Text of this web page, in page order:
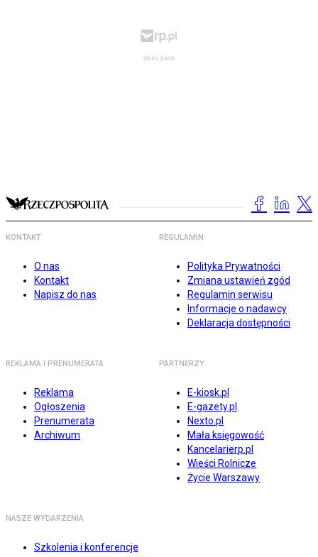
KONTAKT
O nas
Kontakt
Napisz do nas
REGULAMIN
Polityka Prywatności
Zmiana ustawień zgód
Regulamin serwisu
Informacje o nadawcy
Deklaracja dostępności
REKLAMA I PRENUMERATA
Reklama
Ogłoszenia
Prenumerata
Archiwum
PARTNERZY
E-kiosk.pl
E-gazety.pl
Nexto.pl
Mała księgowość
Kancelarierp.pl
Wieści Rolnicze
Życie Warszawy
NASZE WYDARZENIA
Szkolenia i konferencje